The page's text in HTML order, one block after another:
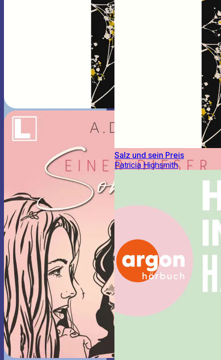
Salz und sein Preis
Patricia Highsmith